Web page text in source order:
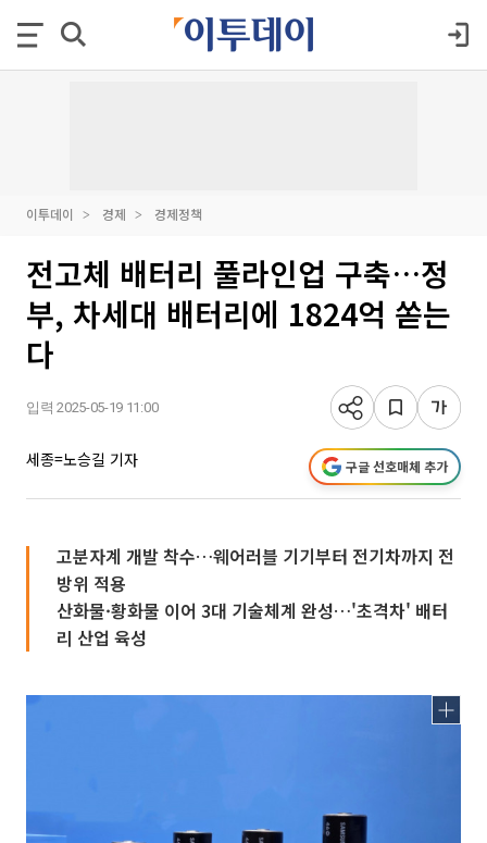
이투데이 경제 경제정책
전고체 배터리 풀라인업 구축…정
부, 차세대 배터리에 1824억 쏟는
다
입력 2025-05-19 11:00
세종=노승길 기자 구글 선호매체 추가
고분자계 개발 착수…웨어러블 기기부터 전기차까지 전
방위 적용
산화물·황화물 이어 3대 기술체계 완성…'초격차' 배터
리 산업 육성